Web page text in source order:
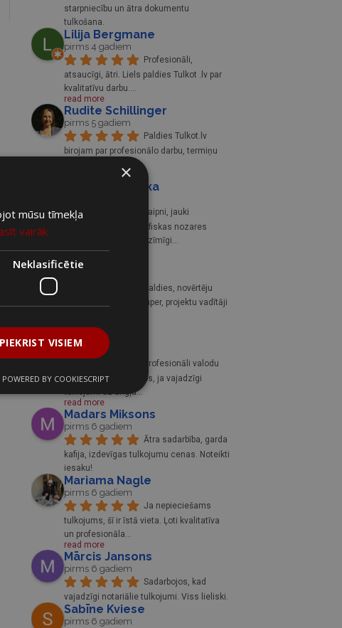
starpniecību un ātra dokumentu
tulkošana.
Lilija Bergmane
pirms 4 gadiem
Profesionāli,
atsaucīgi, ātri. Liels paldies Tulkot .lv par
kvalitatīvu darbu....
read more
Rudite Schillinger
pirms 5 gadiem
Paldies Tulkot.lv
birojam par profesionālo darbu, termiņu
Signe Meirupska
Laipni, jauki
darbinieki, tulko specifiskas nozares
terminoloģiju. Viennozīmīgi
read more
Karīna Auziņa
Paldies, novērtēju
sadarbību, tulkotāji super, projektu vadītāji
read more
Eliza R
pirms 6 gadiem
Profesionāli valodu
speciālisti, sadarbojos, ja vajadzīgi
tulkojumi uz angļu...
read more
Madars Miksons
pirms 6 gadiem
Ātra sadarbība, garda
kafija, izdevīgas tulkojumu cenas. Noteikti
iesaku!
Mariama Nagle
pirms 6 gadiem
Ja nepieciešams
tulkojums, šī ir īstā vieta. Ļoti kvalitatīva
un profesionāla...
read more
Mārcis Jansons
pirms 6 gadiem
Sadarbojos, kad
vajadzīgi notariālie tulkojumi. Viss lieliski.
Sabīne Kviese
pirms 6 gadiem
×
mūsu tīmekļa
vairāk
Neklasificētie
PIEKRIST VISIEM
POWERED BY COOKIESCRIPT